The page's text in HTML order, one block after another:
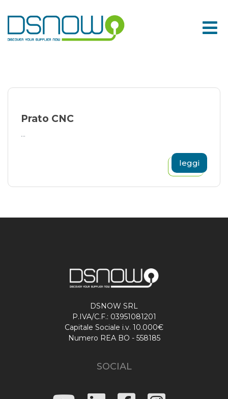
to
content
Prato CNC
...
leggi
DSNOW SRL
P.IVA/C.F.: 03951081201
Capitale Sociale i.v. 10.000€
Numero REA BO - 558185
SOCIAL